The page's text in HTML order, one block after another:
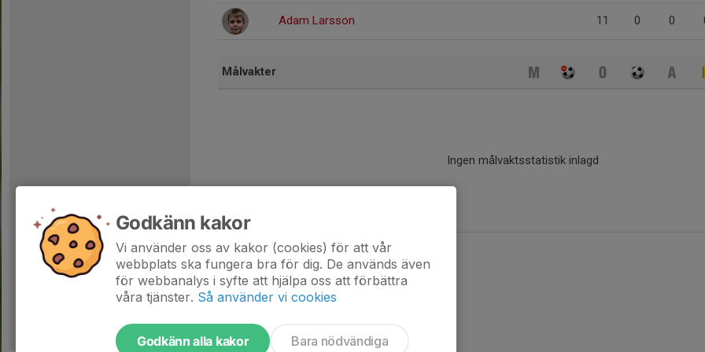
Adam Larsson 11 0 0
Målvakter
Ingen målvaktsstatistik inlagd
Dela statistik
Godkänn kakor
Vi använder oss av kakor (cookies) för att vår
webbplats ska fungera bra för dig. De används även
för webbanalys i syfte att hjälpa oss att förbättra
våra tjänster. Så använder vi cookies
Godkänn alla kakor Bara nödvändiga